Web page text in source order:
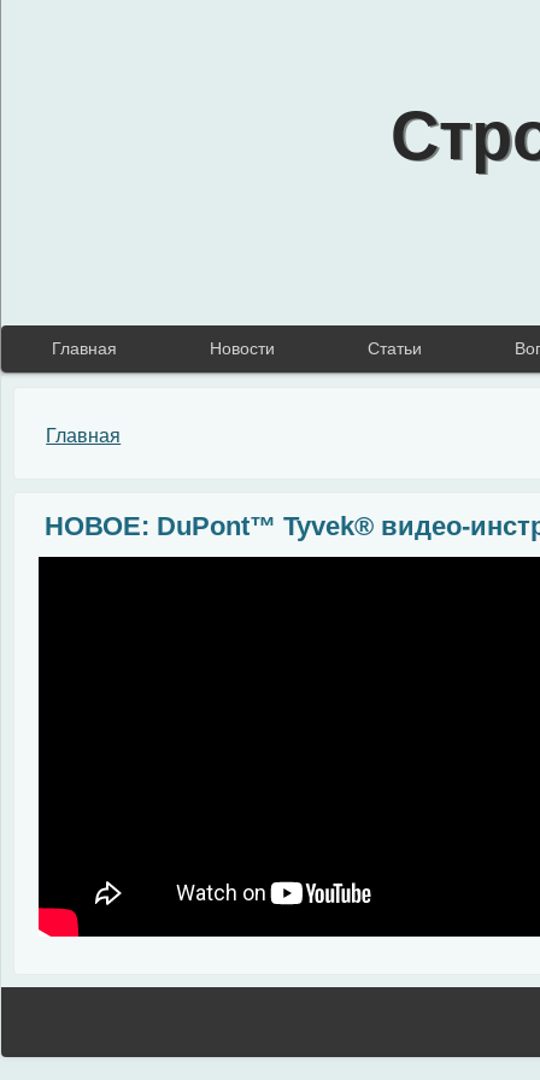
Главная Новости Статьи
Вы здесь
Главная
НОВОЕ: DuPont™ Tyvek® видео-